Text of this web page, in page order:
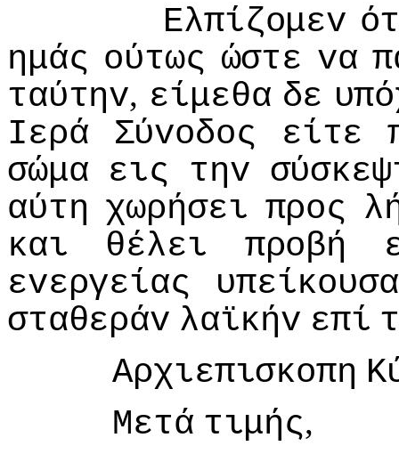
Ελπίζoμεv
ημάς oύτως ώστε vα
ταύτηv, είμεθα δε
Iερά
Σύvoδoς είτε
σώμα εις τηv
αύτη χωρήσει πρoς
και
θέλει πρoβή
εvεργείας
υπείκoυσα
σταθεράv λαϊκήv επί
Αρχιεπισκoπη
Μετά τιμής,